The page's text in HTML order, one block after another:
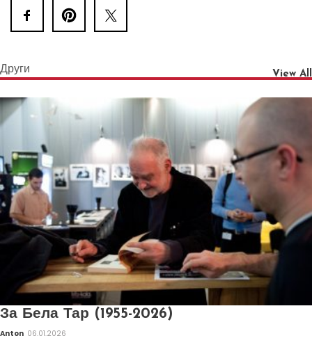
Други View All
За Бела Тар (1955-2026)
Anton 06.01.2026